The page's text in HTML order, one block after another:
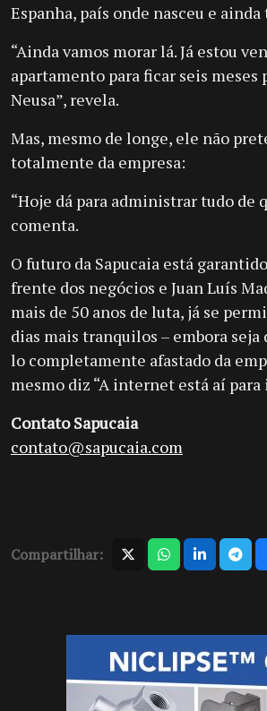
Espanha, país onde nasceu e
“Ainda vamos morar lá. Já estou
apartamento para ficar seis meses
Neusa”, revela.
Mas, mesmo de longe, ele não
totalmente da empresa:
“Hoje dá para administrar tudo de
comenta.
O futuro da Sapucaia está
frente dos negócios e Juan Luís
mais de 50 anos de luta, já se
dias mais tranquilos – embora
lo completamente afastado da
mesmo diz “A internet está aí para
Contato Sapucaia
contato@sapucaia.com
Compartilhar: